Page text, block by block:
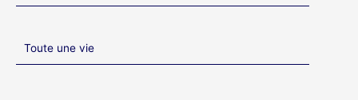
Toute une vie